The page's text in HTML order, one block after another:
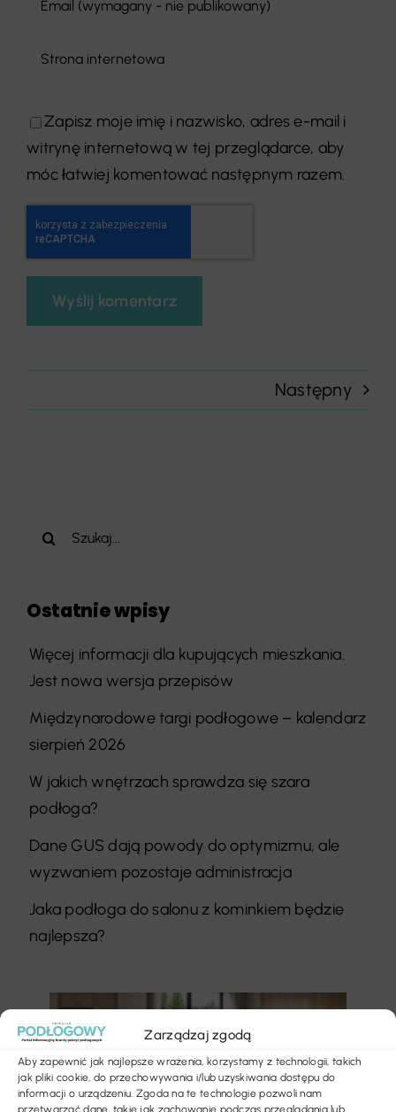
Zarządzaj zgodą
Aby zapewnić jak najlepsze wrażenia, korzystamy z technologii, takich
jak pliki cookie, do przechowywania i/lub uzyskiwania dostępu do
informacji o urządzeniu. Zgoda na te technologie pozwoli nam
przetwarzać dane, takie jak zachowanie podczas przeglądania lub
Zapisz moje imię i nazwisko, adres e-mail i
witrynę internetową w tej przeglądarce, aby
móc łatwiej komentować następnym razem.
Następny
Szukaj
Ostatnie wpisy
Więcej informacji dla kupujących mieszkania.
Jest nowa wersja przepisów
Międzynarodowe targi podłogowe – kalendarz
sierpień 2026
W jakich wnętrzach sprawdza się szara
podłoga?
Dane GUS dają powody do optymizmu, ale
wyzwaniem pozostaje administracja
Jaka podłoga do salonu z kominkiem będzie
najlepsza?